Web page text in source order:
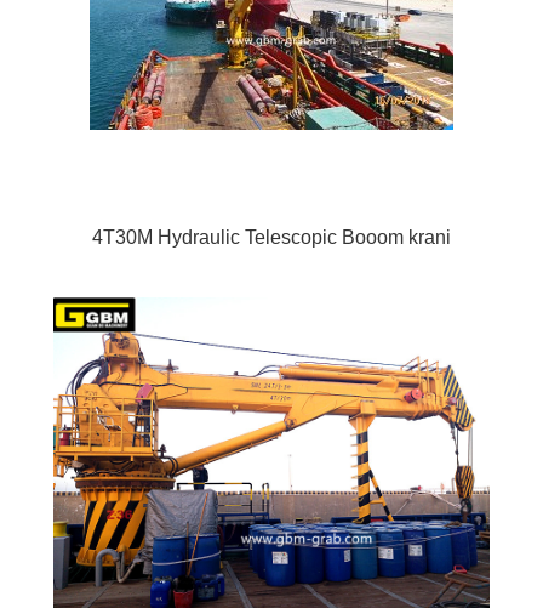
4T30M Hydraulic Telescopic Booom krani